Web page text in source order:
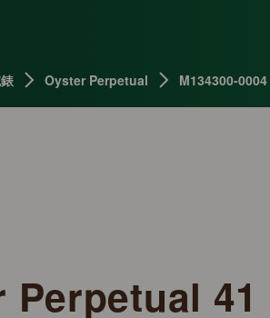
Oyster Perpetual M134300-0004
Perpetual 41